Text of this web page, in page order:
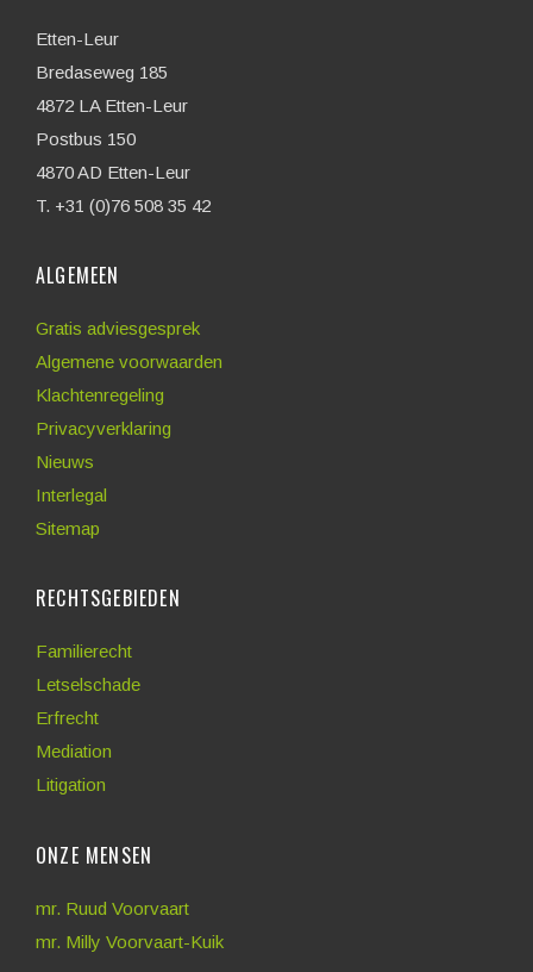
Etten-Leur
Bredaseweg 185
4872 LA Etten-Leur
Postbus 150
4870 AD Etten-Leur
T. +31 (0)76 508 35 42
ALGEMEEN
Gratis adviesgesprek
Algemene voorwaarden
Klachtenregeling
Privacyverklaring
Nieuws
Interlegal
Sitemap
RECHTSGEBIEDEN
Familierecht
Letselschade
Erfrecht
Mediation
Litigation
ONZE MENSEN
mr. Ruud Voorvaart
mr. Milly Voorvaart-Kuik